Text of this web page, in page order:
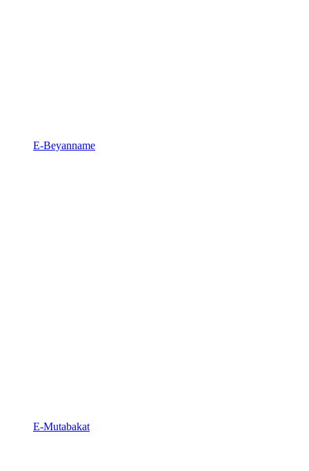
E-Beyanname
E-Mutabakat